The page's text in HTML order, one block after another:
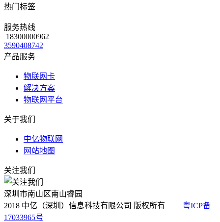
热门标签
服务热线
18300000962
3590408742
产品服务
物联网卡
解决方案
物联网平台
关于我们
中亿物联网
网站地图
关注我们
深圳市南山区南山睿园
2018 中亿（深圳）信息科技有限公司 版权所有 粤ICP备
17033965号